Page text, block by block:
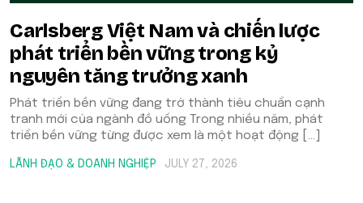
Carlsberg Việt Nam và chiến lược
phát triển bền vững trong kỷ
nguyên tăng trưởng xanh
Phát triển bền vững đang trở thành tiêu chuẩn cạnh
tranh mới của ngành đồ uống Trong nhiều năm, phát
triển bền vững từng được xem là một hoạt động […]
LÃNH ĐẠO & DOANH NGHIỆP JULY 27, 2026